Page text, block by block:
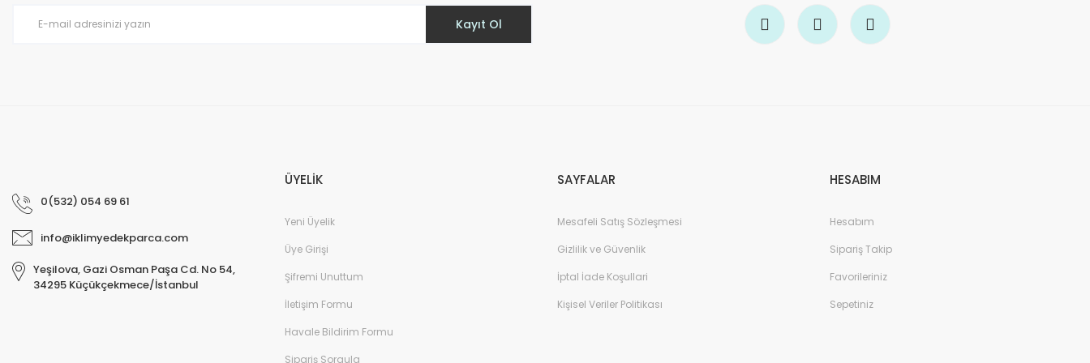
Kayıt Ol
0(532) 054 69 61
info@iklimyedekparca.com
Yeşilova, Gazi Osman Paşa Cd. No 54,
34295 Küçükçekmece/İstanbul
ÜYELİK
Yeni Üyelik
Üye Girişi
Şifremi Unuttum
İletişim Formu
Havale Bildirim Formu
Sipariş Sorgula
SAYFALAR
Mesafeli Satış Sözleşmesi
Gizlilik ve Güvenlik
İptal İade Koşullari
Kişisel Veriler Politikası
HESABIM
Hesabım
Sipariş Takip
Favorileriniz
Sepetiniz